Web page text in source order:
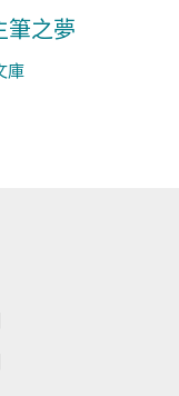
筆之夢
庫